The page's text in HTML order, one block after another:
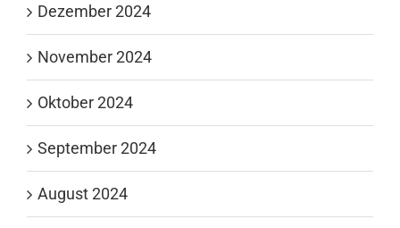
Dezember 2024
November 2024
Oktober 2024
September 2024
August 2024